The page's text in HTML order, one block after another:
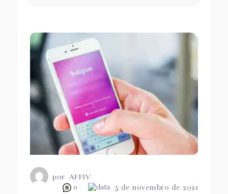
por AFFIV
0 5 de novembro de 2021